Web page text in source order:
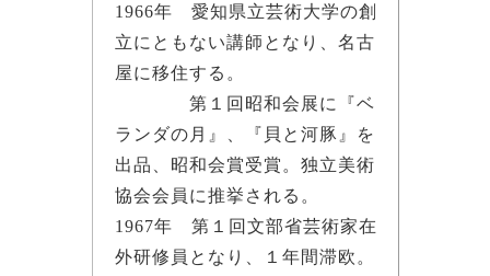
1966年 愛知県立芸術大学の創
立にともない講師となり、名古
屋に移住する。
第１回昭和会展に『ベ
ランダの月』、『貝と河豚』を
出品、昭和会賞受賞。独立美術
協会会員に推挙される。
1967年 第１回文部省芸術家在
外研修員となり、１年間滞欧。